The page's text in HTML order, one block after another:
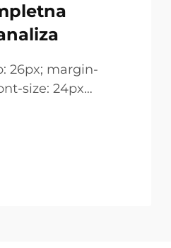
26px; margin-
size: 24px
h3 { margin-top: